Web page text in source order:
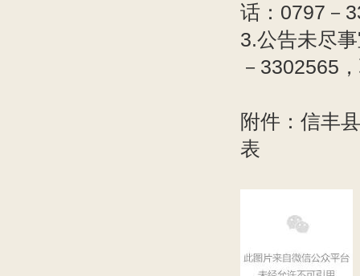
话：0797－
3.公告未尽
－3302565
附件：信丰
表